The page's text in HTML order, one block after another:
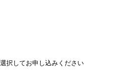
択してお申し込みください